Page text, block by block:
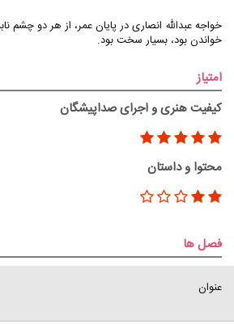
خواجه عبدالله انصاری در پایان عمر، از هر دو چشم
خواندن بود، بسیار سخت بود.
امتیاز
کیفیت هنری و اجرای صداپیشگان
محتوا و داستان
فصل ها
عنوان